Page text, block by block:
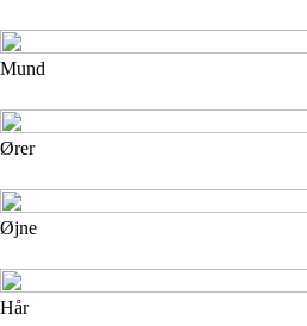
Mund
Ører
Øjne
Hår